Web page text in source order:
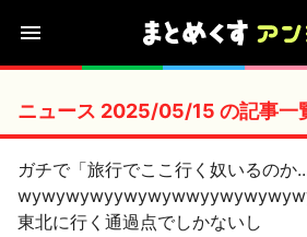
ニュース 2025/05/15 の記事一
ガチで「旅行でここ行く奴いるのか
wywywywyywywywwyywywywywywy | マジ
東北に行く通過点でしかないし